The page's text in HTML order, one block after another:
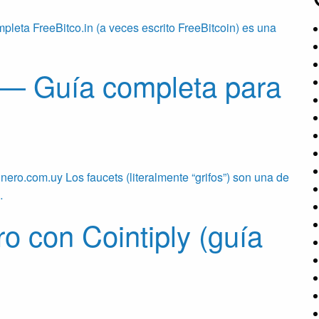
FreeBitco.in (a veces escrito FreeBitcoin) es una
Guía completa para
Los faucets (literalmente “grifos”) son una de
con Cointiply (guía